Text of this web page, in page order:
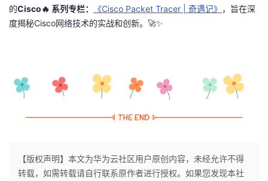
的Cisco🔥 系列专栏： 《Cisco Packet Tracer | 奇遇记》 ，旨在深
度揭秘Cisco网络技术的实战和创新。🚀✨
【版权声明】本文为华为云社区用户原创内容，未经允许不得
转载，如需转载请自行联系原作者进行授权。如果您发现本社